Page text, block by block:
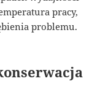
pracy,
problemu.